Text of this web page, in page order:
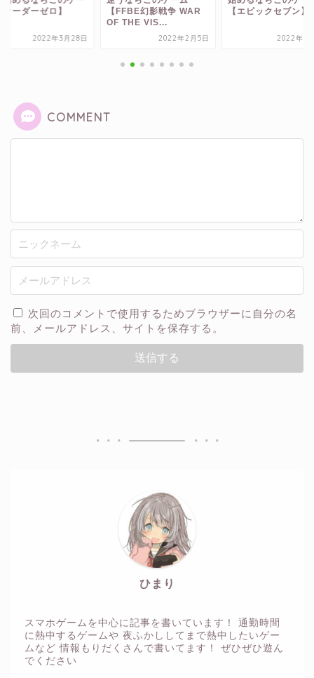
【FFBE幻影戦争 WAR
2022年2月5日
【エピックセブン】
2022年3月14日
【剣と魔法のロ
2022
COMMENT
次回のコメントで使用するためブラウザーに自分の名
前、メールアドレス、サイトを保存する。
ひまり
スマホゲームを中心に記事を書いています！ 通勤時間
に熱中するゲームや 夜ふかししてまで熱中したいゲー
ムなど 情報もりだくさんで書いてます！ ぜひぜひ遊ん
でください